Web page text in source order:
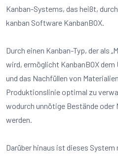
Kanban-Systems, das heißt,
kanban Software KanbanBOX.
Durch einen Kanban-Typ, der als
wird, ermöglicht KanbanBOX
und das Nachfüllen von
Produktionslinie optimal zu
wodurch unnötige Bestände oder
werden.
Darüber hinaus ist dieses System